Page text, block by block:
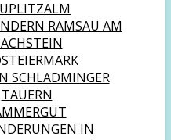
RAMSAU AM
SCHLADMINGER
TAUERN
IN